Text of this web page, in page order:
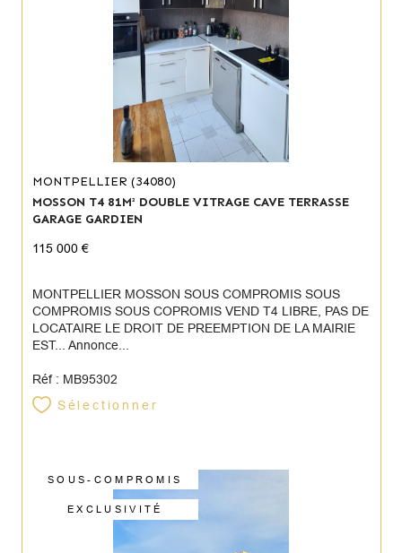
MONTPELLIER (34080)
MOSSON T4 81M² DOUBLE VITRAGE CAVE TERRASSE
GARAGE GARDIEN
115 000 €
MONTPELLIER MOSSON SOUS COMPROMIS SOUS
COMPROMIS SOUS COPROMIS VEND T4 LIBRE, PAS DE
LOCATAIRE LE DROIT DE PREEMPTION DE LA MAIRIE
EST... Annonce...
Réf : MB95302
Sélectionner
SOUS-COMPROMIS
EXCLUSIVITÉ